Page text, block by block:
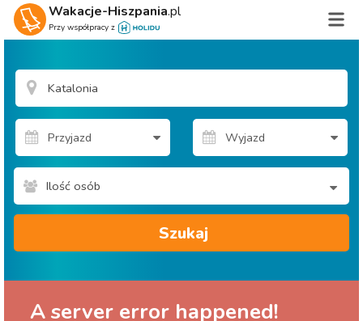
Wakacje-Hiszpania.pl
Przy współpracy z
Ilość osób
Szukaj
A server error happened!